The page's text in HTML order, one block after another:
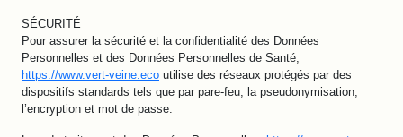
SÉCURITÉ
Pour assurer la sécurité et la confidentialité des Données
Personnelles et des Données Personnelles de Santé,
https://www.vert-veine.eco utilise des réseaux protégés par des
dispositifs standards tels que par pare-feu, la pseudonymisation,
l’encryption et mot de passe.